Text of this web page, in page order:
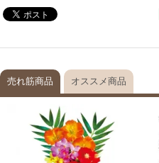
売れ筋商品 オススメ商品